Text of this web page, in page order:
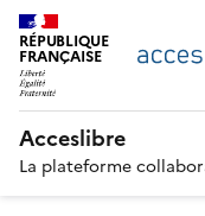
RÉPUBLIQUE
FRANÇAISE
Acceslibre
La plateforme